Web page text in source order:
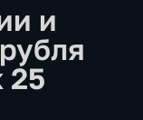
и
25